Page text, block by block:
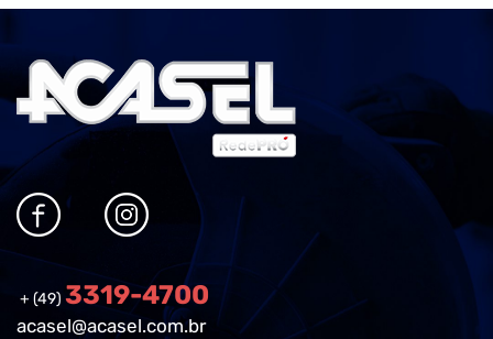
+ (49) 3319-4700
acasel@acasel.com.br